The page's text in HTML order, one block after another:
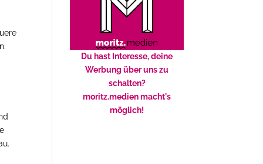
Du hast Interesse, deine
Werbung über uns zu
schalten?
moritz.medien macht's
möglich!